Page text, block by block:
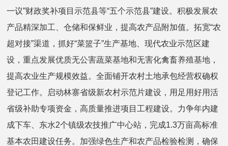
一议”财政奖补项目示范县等“五个示范县”建设。积极发展农
产品精深加工、仓储和保鲜业，提高农产品附加值。拓宽“农
超对接”渠道，抓好“菜篮子”生产基地、现代农业示范区建
设，重点发展优质无公害蔬菜基地和无害化禽畜养殖基地，
提高农业生产规模效益。全面铺开农村土地承包经营权确权
登记工作。启动林寨省级新农村示范片建设，用足用好用活
省级补助专项资金，高质量推进项目工程建设。力争年内建
成下车、东水2个镇级农技推广中心站，完成1.3万亩高标准
基本农田建设任务。加强绿色生产和农产品检验检测，确保